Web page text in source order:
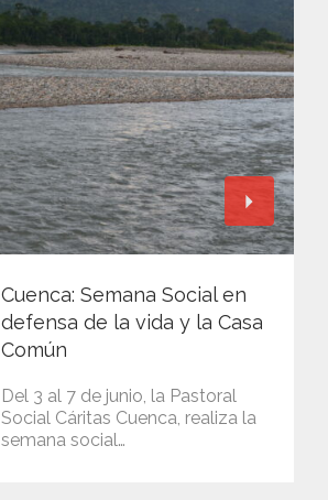
Cuenca: Semana Social en
defensa de la vida y la Casa
Común
Del 3 al 7 de junio, la Pastoral
Social Cáritas Cuenca, realiza la
semana social…